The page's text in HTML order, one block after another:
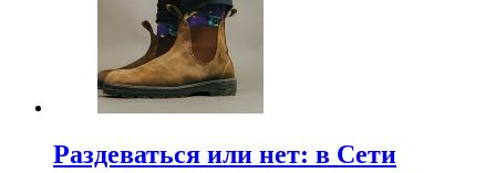
Раздеваться или нет: в Сети